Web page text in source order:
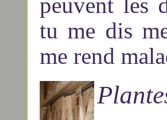
tu me dis
me rend